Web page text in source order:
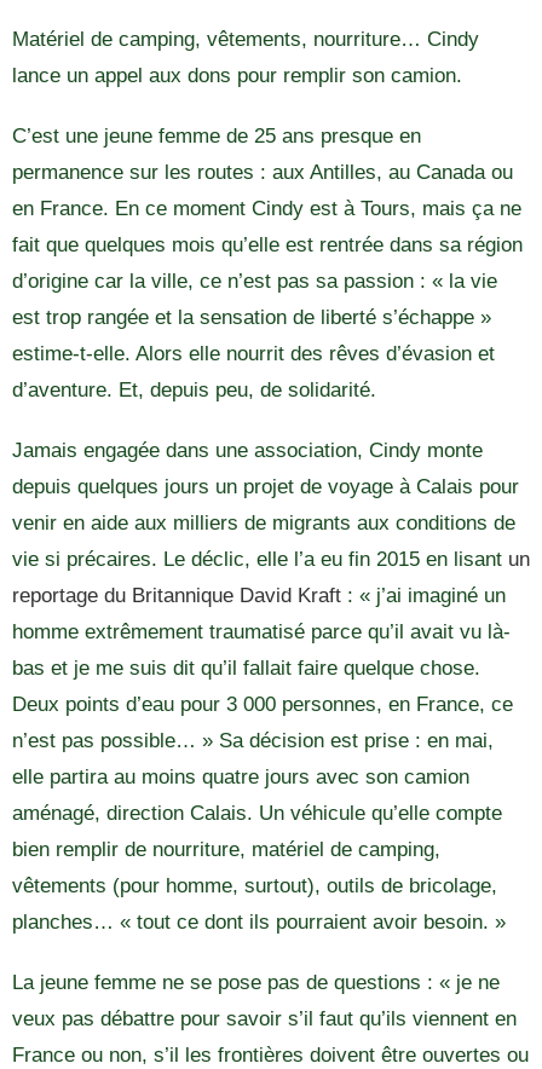
Matériel de camping, vêtements, nourriture… Cindy
lance un appel aux dons pour remplir son camion.
C’est une jeune femme de 25 ans presque en
permanence sur les routes : aux Antilles, au Canada ou
en France. En ce moment Cindy est à Tours, mais ça ne
fait que quelques mois qu’elle est rentrée dans sa région
d’origine car la ville, ce n’est pas sa passion : « la vie
est trop rangée et la sensation de liberté s’échappe »
estime-t-elle. Alors elle nourrit des rêves d’évasion et
d’aventure. Et, depuis peu, de solidarité.
Jamais engagée dans une association, Cindy monte
depuis quelques jours un projet de voyage à Calais pour
venir en aide aux milliers de migrants aux conditions de
vie si précaires. Le déclic, elle l’a eu fin 2015 en lisant un
reportage du Britannique David Kraft : « j’ai imaginé un
homme extrêmement traumatisé parce qu’il avait vu là-
bas et je me suis dit qu’il fallait faire quelque chose.
Deux points d’eau pour 3 000 personnes, en France, ce
n’est pas possible… » Sa décision est prise : en mai,
elle partira au moins quatre jours avec son camion
aménagé, direction Calais. Un véhicule qu’elle compte
bien remplir de nourriture, matériel de camping,
vêtements (pour homme, surtout), outils de bricolage,
planches… « tout ce dont ils pourraient avoir besoin. »
La jeune femme ne se pose pas de questions : « je ne
veux pas débattre pour savoir s’il faut qu’ils viennent en
France ou non, s’il les frontières doivent être ouvertes ou